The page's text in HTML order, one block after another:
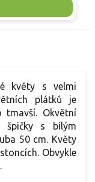
Strom
samosprašnosti
vůči mrazu
květy s velmi
plátků je
tmavší. Okvětní
špičky s bílým
50 cm. Květy
Obvykle